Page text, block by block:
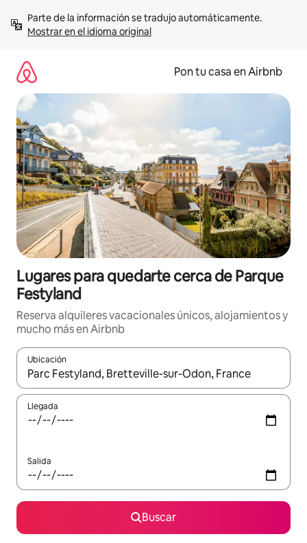
contenidoMostrar en el idioma original
Pon tu casa en Airbnb
Lugares para quedarte cerca de Parque
Festyland
Reserva alquileres vacacionales únicos, alojamientos y
mucho más en Airbnb
Ubicación
Cuando los resultados estén disponibles, navega con las
Llegada
Salida
Buscar